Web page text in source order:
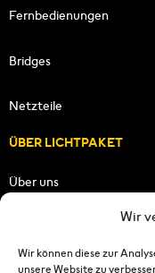
Wir
Wir können diese zur
unsere Website zu
Fernbedienungen
Bridges
Netzteile
ÜBER LICHTPAKET
Über uns